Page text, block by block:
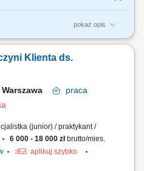
pokaż opis
nieruchomości w oparciu
i marketingu własnej bazy ofert
Współpraca z
Klienta ds.
Warszawa
praca
(junior) / praktykant /
6 000 - 18 000 złbrutto/mies.
aplikuj szybko